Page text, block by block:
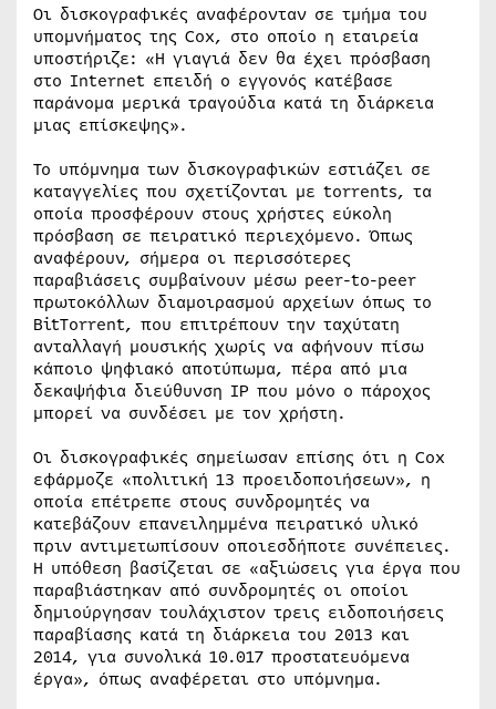
Οι δισκογραφικές αναφέρονταν σε τμήμα του
υπομνήματος της Cox, στο οποίο η εταιρεία
υποστήριζε: «Η γιαγιά δεν θα έχει πρόσβαση
στο Internet επειδή ο εγγονός κατέβασε
παράνομα μερικά τραγούδια κατά τη διάρκεια
μιας επίσκεψης».
Το υπόμνημα των δισκογραφικών εστιάζει σε
καταγγελίες που σχετίζονται με torrents, τα
οποία προσφέρουν στους χρήστες εύκολη
πρόσβαση σε πειρατικό περιεχόμενο. Όπως
αναφέρουν, σήμερα οι περισσότερες
παραβιάσεις συμβαίνουν μέσω peer-to-peer
πρωτοκόλλων διαμοιρασμού αρχείων όπως το
BitTorrent, που επιτρέπουν την ταχύτατη
ανταλλαγή μουσικής χωρίς να αφήνουν πίσω
κάποιο ψηφιακό αποτύπωμα, πέρα από μια
δεκαψήφια διεύθυνση IP που μόνο ο πάροχος
μπορεί να συνδέσει με τον χρήστη.
Οι δισκογραφικές σημείωσαν επίσης ότι η Cox
εφάρμοζε «πολιτική 13 προειδοποιήσεων», η
οποία επέτρεπε στους συνδρομητές να
κατεβάζουν επανειλημμένα πειρατικό υλικό
πριν αντιμετωπίσουν οποιεσδήποτε συνέπειες.
Η υπόθεση βασίζεται σε «αξιώσεις για έργα που
παραβιάστηκαν από συνδρομητές οι οποίοι
δημιούργησαν τουλάχιστον τρεις ειδοποιήσεις
παραβίασης κατά τη διάρκεια του 2013 και
2014, για συνολικά 10.017 προστατευόμενα
έργα», όπως αναφέρεται στο υπόμνημα.